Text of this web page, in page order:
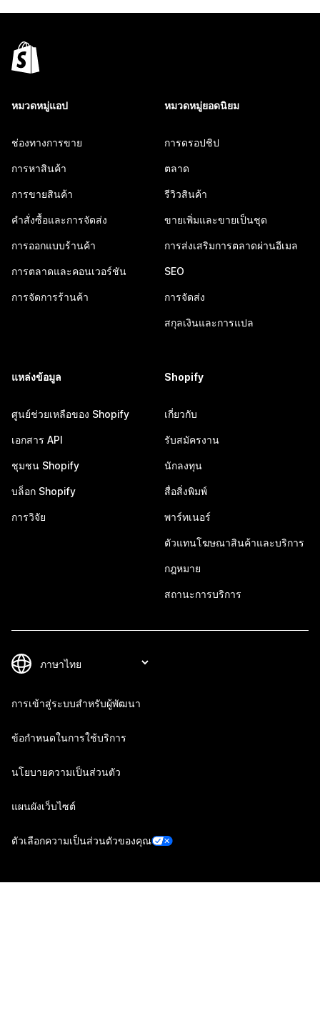
หมวดหมู่แอป
ช่องทางการขาย
การหาสินค้า
การขายสินค้า
คำสั่งซื้อและการจัดส่ง
การออกแบบร้านค้า
การตลาดและคอนเวอร์ชัน
การจัดการร้านค้า
หมวดหมู่ยอดนิยม
การดรอปชิป
ตลาด
รีวิวสินค้า
ขายเพิ่มและขายเป็นชุด
การส่งเสริมการตลาดผ่านอีเมล
SEO
การจัดส่ง
สกุลเงินและการแปล
แหล่งข้อมูล
ศูนย์ช่วยเหลือของ Shopify
เอกสาร API
ชุมชน Shopify
บล็อก Shopify
การวิจัย
Shopify
เกี่ยวกับ
รับสมัครงาน
นักลงทุน
สื่อสิ่งพิมพ์
พาร์ทเนอร์
ตัวแทนโฆษณาสินค้าและบริการ
กฎหมาย
สถานะการบริการ
การเข้าสู่ระบบสำหรับผู้พัฒนา
ข้อกำหนดในการใช้บริการ
นโยบายความเป็นส่วนตัว
แผนผังเว็บไซต์
ตัวเลือกความเป็นส่วนตัวของคุณ